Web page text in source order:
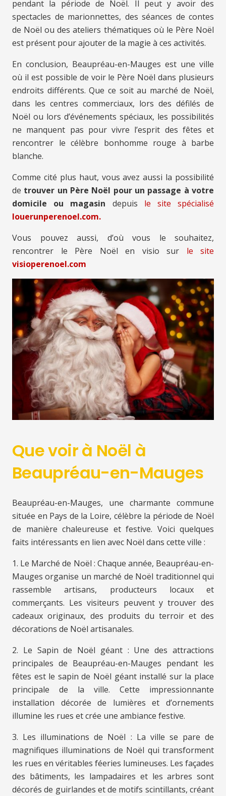
pendant la période de Noël. Il peut y avoir des
spectacles de marionnettes, des séances de contes
de Noël ou des ateliers thématiques où le Père Noël
est présent pour ajouter de la magie à ces activités.
En conclusion, Beaupréau-en-Mauges est une ville
où il est possible de voir le Père Noël dans plusieurs
endroits différents. Que ce soit au marché de Noël,
dans les centres commerciaux, lors des défilés de
Noël ou lors d’événements spéciaux, les possibilités
ne manquent pas pour vivre l’esprit des fêtes et
rencontrer le célèbre bonhomme rouge à barbe
blanche.
Comme cité plus haut, vous avez aussi la possibilité
de trouver un Père Noël pour un passage à votre
domicile ou magasin depuis le site spécialisé
louerunperenoel.com.
Vous pouvez aussi, d’où vous le souhaitez,
rencontrer le Père Noël en visio sur le site
visioperenoel.com
Que voir à Noël à
Beaupréau-en-Mauges
Beaupréau-en-Mauges, une charmante commune
située en Pays de la Loire, célèbre la période de Noël
de manière chaleureuse et festive. Voici quelques
faits intéressants en lien avec Noël dans cette ville :
1. Le Marché de Noël : Chaque année, Beaupréau-en-
Mauges organise un marché de Noël traditionnel qui
rassemble artisans, producteurs locaux et
commerçants. Les visiteurs peuvent y trouver des
cadeaux originaux, des produits du terroir et des
décorations de Noël artisanales.
2. Le Sapin de Noël géant : Une des attractions
principales de Beaupréau-en-Mauges pendant les
fêtes est le sapin de Noël géant installé sur la place
principale de la ville. Cette impressionnante
installation décorée de lumières et d’ornements
illumine les rues et crée une ambiance festive.
3. Les illuminations de Noël : La ville se pare de
magnifiques illuminations de Noël qui transforment
les rues en véritables féeries lumineuses. Les façades
des bâtiments, les lampadaires et les arbres sont
décorés de guirlandes et de motifs scintillants, créant